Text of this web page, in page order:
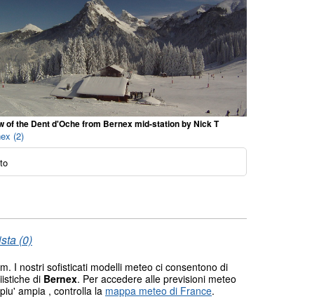
of the Dent d'Oche from Bernex mid-station by Nick T
(2)
(0)
I nostri sofisticati modelli meteo ci consentono di
di Bernex. Per accedere alle previsioni meteo
ampia , controlla la mappa meteo di France.